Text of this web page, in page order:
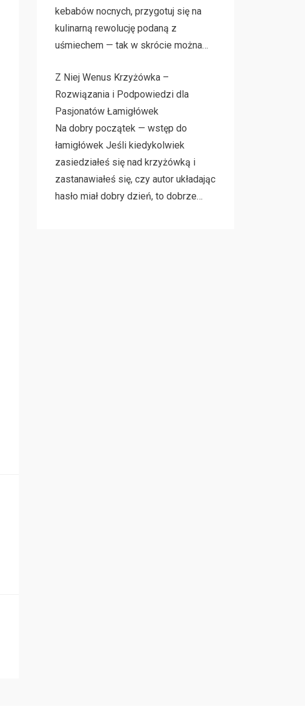
kebabów nocnych, przygotuj się na
kulinarną rewolucję podaną z
uśmiechem — tak w skrócie można…
Z Niej Wenus Krzyżówka –
Rozwiązania i Podpowiedzi dla
Pasjonatów Łamigłówek
Na dobry początek — wstęp do
łamigłówek Jeśli kiedykolwiek
zasiedziałeś się nad krzyżówką i
zastanawiałeś się, czy autor układając
hasło miał dobry dzień, to dobrze…